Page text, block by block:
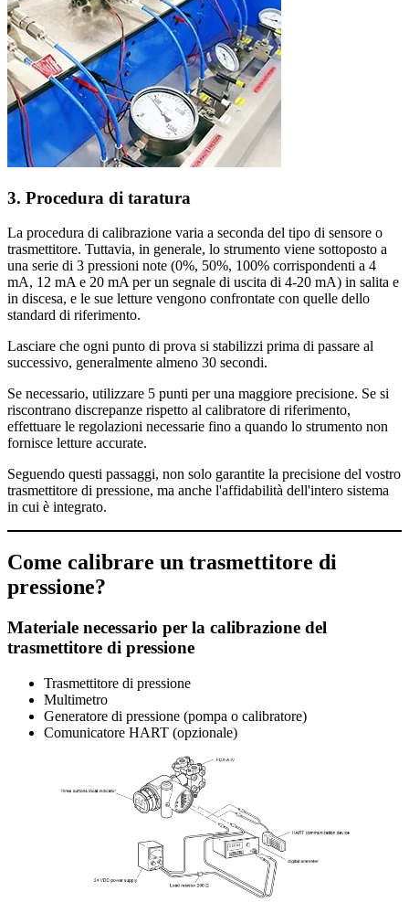
3. Procedura di taratura
La procedura di calibrazione varia a seconda del tipo di sensore o
trasmettitore. Tuttavia, in generale, lo strumento viene sottoposto a
una serie di 3 pressioni note (0%, 50%, 100% corrispondenti a 4
mA, 12 mA e 20 mA per un segnale di uscita di 4-20 mA) in salita e
in discesa, e le sue letture vengono confrontate con quelle dello
standard di riferimento.
Lasciare che ogni punto di prova si stabilizzi prima di passare al
successivo, generalmente almeno 30 secondi.
Se necessario, utilizzare 5 punti per una maggiore precisione. Se si
riscontrano discrepanze rispetto al calibratore di riferimento,
effettuare le regolazioni necessarie fino a quando lo strumento non
fornisce letture accurate.
Seguendo questi passaggi, non solo garantite la precisione del vostro
trasmettitore di pressione, ma anche l'affidabilità dell'intero sistema
in cui è integrato.
Come calibrare un trasmettitore di
pressione?
Materiale necessario per la calibrazione del
trasmettitore di pressione
Trasmettitore di pressione
Multimetro
Generatore di pressione (pompa o calibratore)
Comunicatore HART (opzionale)